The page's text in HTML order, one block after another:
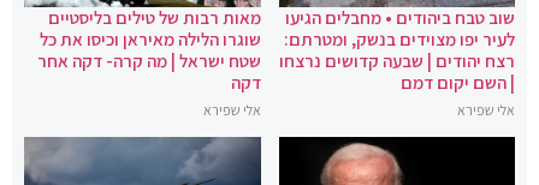
שוב טבח ביהודים • מחבלים הגיעו
לעיר יפו מצוידים בנשק, ומטרתם:
רצח יהודים | שבעה קדושים נרצחו
| השם יקום דמם
אלי שפירא
מאות רבות של טילים בליסטיים
שוגרו הלילה מאיראן וכיסו את כל
שטח ישראל | מה קרה- דקה אחר
דקה
אלי שפירא